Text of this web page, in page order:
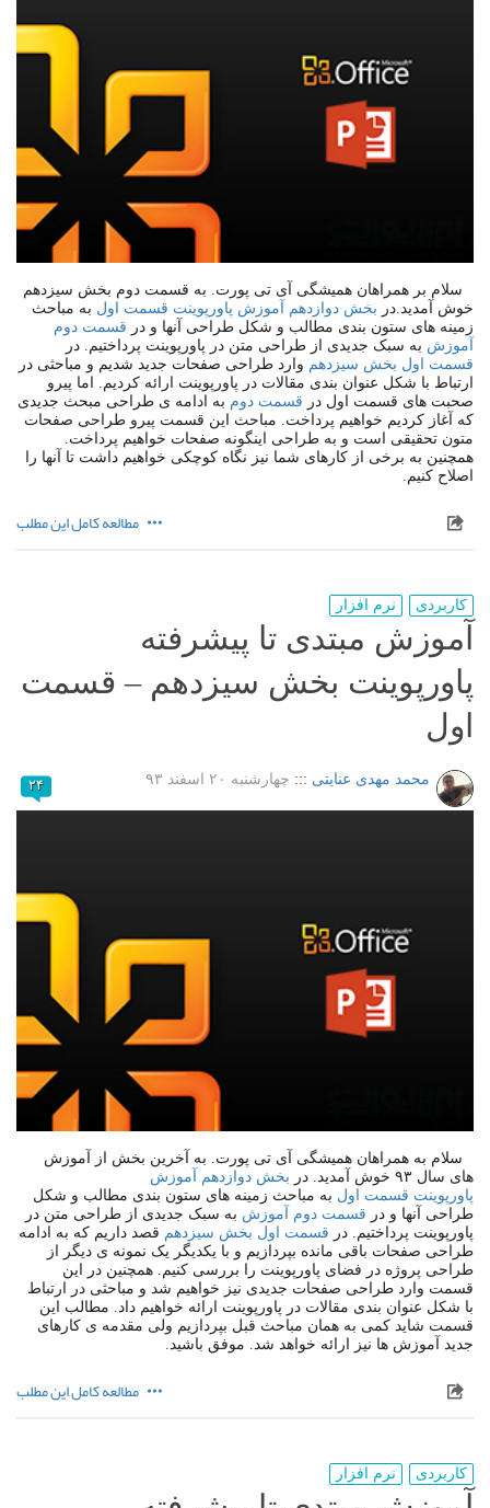
سلام بر همراهان همیشگی آی تی پورت. به قسمت دوم بخش سیزدهم
خوش آمدید.در بخش دوازدهم آموزش پاورپوینت قسمت اول به مباحث
زمینه های ستون بندی مطالب و شکل طراحی آنها و در قسمت دوم
آموزش به سبک جدیدی از طراحی متن در پاورپوینت پرداختیم. در
قسمت اول بخش سیزدهم وارد طراحی صفحات جدید شدیم و مباحثی در
ارتباط با شکل عنوان بندی مقالات در پاورپوینت ارائه کردیم. اما پیرو
صحبت های قسمت اول در قسمت دوم به ادامه ی طراحی مبحث جدیدی
که آغاز کردیم خواهیم پرداخت. مباحث این قسمت پیرو طراحی صفحات
متون تحقیقی است و به طراحی اینگونه صفحات خواهیم پرداخت.
همچنین به برخی از کارهای شما نیز نگاه کوچکی خواهیم داشت تا آنها را
اصلاح کنیم.
مطالعه کامل این مطلب
کاربردی نرم افزار
آموزش مبتدی تا پیشرفته
پاورپوینت بخش سیزدهم – قسمت
اول
محمد مهدی عنایتی ::: چهارشنبه ۲۰ اسفند ۹۳ ۲۴
سلام به همراهان همیشگی آی تی پورت. به آخرین بخش از آموزش
های سال ۹۳ خوش آمدید. در
بخش دوازدهم آموزش
پاورپوینت قسمت اول به مباحث زمینه های ستون بندی مطالب و شکل
طراحی آنها و در قسمت دوم آموزش به سبک جدیدی از طراحی متن در
پاورپوینت پرداختیم. در قسمت اول بخش سیزدهم قصد داریم که به ادامه
طراحی صفحات باقی مانده بپردازیم و با یکدیگر یک نمونه ی دیگر از
طراحی پروژه در فضای پاورپوینت را بررسی کنیم. همچنین در این
قسمت وارد طراحی صفحات جدیدی نیز خواهیم شد و مباحثی در ارتباط
با شکل عنوان بندی مقالات در پاورپوینت ارائه خواهیم داد. مطالب این
قسمت شاید کمی به همان مباحث قبل بپردازیم ولی مقدمه ی کارهای
جدید آموزش ها نیز ارائه خواهد شد. موفق باشید.
مطالعه کامل این مطلب
کاربردی نرم افزار